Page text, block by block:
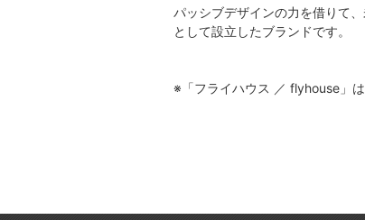
パッシブデザインの力を借りて
として設立したブランドです。
※「フライハウス ／ flyhouse」